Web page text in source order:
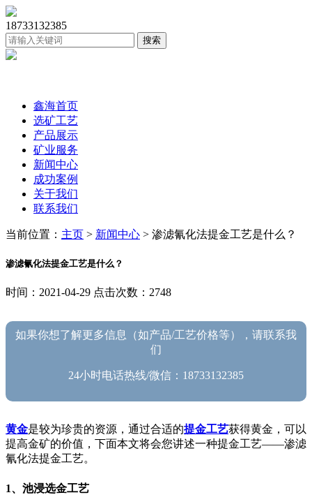
18733132385
鑫海首页
选矿工艺
产品展示
矿业服务
新闻中心
成功案例
关于我们
联系我们
当前位置： 主页 > 新闻中心 > 渗滤氰化法提金工艺是什么？
渗滤氰化法提金工艺是什么？
时间：2021-04-29 点击次数：2748
如果你想了解更多信息（如产品/工艺价格等），请联系我
们
24小时电话热线/微信：18733132385
黄金是较为珍贵的资源，通过合适的提金工艺获得黄金，可以
提高金矿的价值，下面本文将会您讲述一种提金工艺——渗滤
氰化法提金工艺。
1、池浸选金工艺